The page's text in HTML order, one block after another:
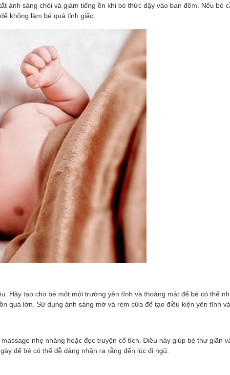
ánh sáng chói và giảm tiếng ồn khi bé thức dậy vào ban đêm. Nếu bé
không làm bé quá tỉnh giấc.
Hãy tạo cho bé một môi trường yên tĩnh và thoáng mát để bé có thể
quá lớn. Sử dụng ánh sáng mờ và rèm cửa để tạo điều kiện yên tĩnh
nhẹ nhàng hoặc đọc truyện cổ tích. Điều này giúp bé thư giãn
để bé có thể dễ dàng nhận ra rằng đến lúc đi ngủ.